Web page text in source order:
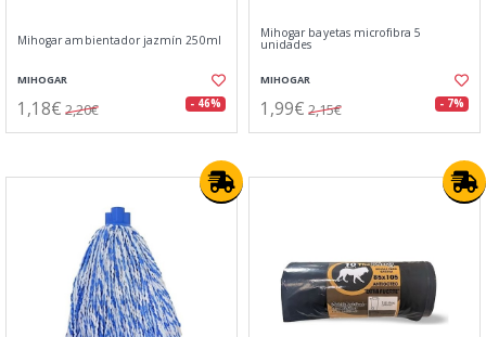
Mihogar ambientador jazmín 250ml
MIHOGAR
1,18€ 2,20€ - 46%
Mihogar bayetas microfibra 5
unidades
MIHOGAR
1,99€ 2,15€ - 7%